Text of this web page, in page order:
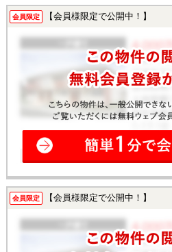
会員限定 【会員様限定で公開中！】
会員限定 【会員様限定で公開中！】